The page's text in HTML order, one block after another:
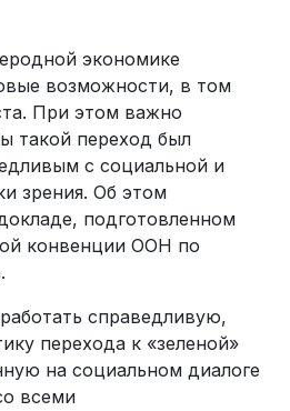
экономике
возможности, в том
При этом важно
такой переход был
с социальной и
зрения. Об этом
подготовленном
конвенции ООН по
справедливую,
перехода к «зеленой»
на социальном диалоге
всеми